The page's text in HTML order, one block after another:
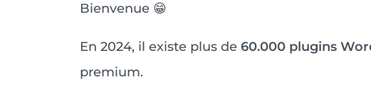
Bienvenue 😁
En 2024, il existe plus de 60.000 plugins
premium.